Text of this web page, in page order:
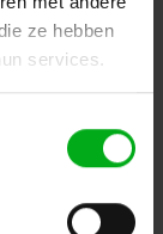
ze hebben
services.